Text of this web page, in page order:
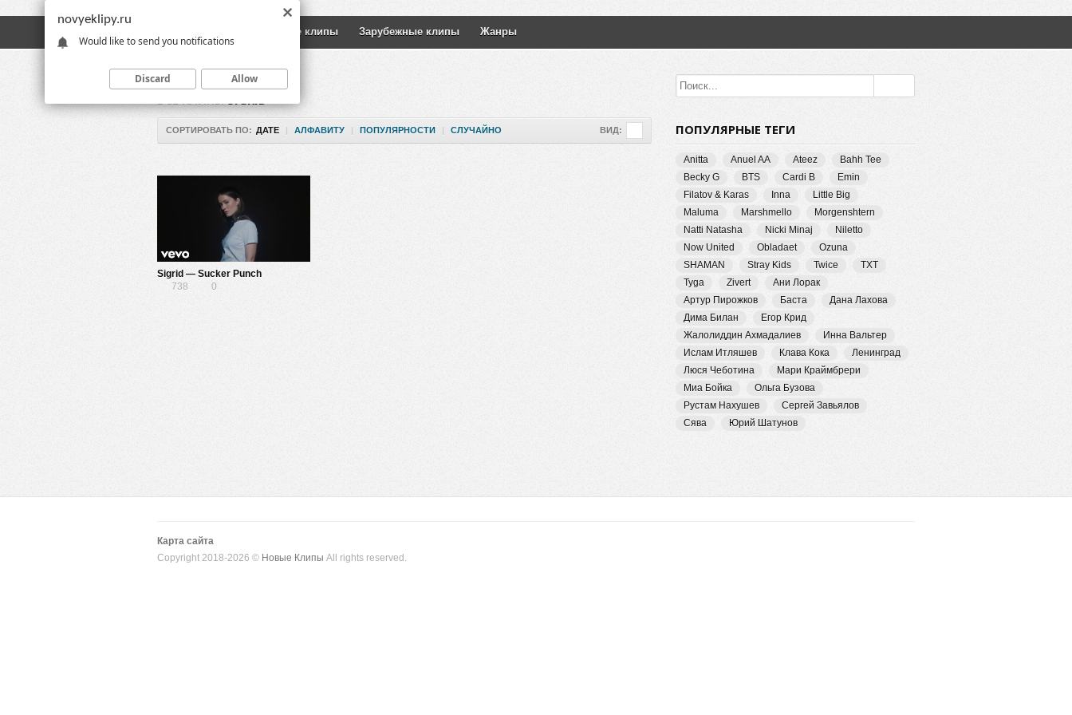
Русские клипы Зарубежные клипы Жанры
ВСЕ КЛИПЫ SIGRID
СОРТИРОВАТЬ ПО: ДАТЕ | АЛФАВИТУ | ПОПУЛЯРНОСТИ | СЛУЧАЙНО ВИД:
Sigrid — Sucker Punch
738
0
ПОПУЛЯРНЫЕ ТЕГИ
Anitta Anuel AA Ateez
Bahh Tee
Becky G
BTS Cardi B
Emin
Filatov & Karas
Inna
Little Big
Maluma
Marshmello
Morgenshtern
Natti Natasha
Nicki Minaj
Niletto
Now United
Obladaet
Ozuna
SHAMAN
Stray Kids Twice
TXT
Tyga
Zivert
Ани Лорак
Артур Пирожков
Баста
Дана Лахова
Дима Билан
Егор Крид
Жалолиддин Ахмадалиев
Инна Вальтер
Ислам Итляшев
Клава Кока
Ленинград
Люся Чеботина
Мари Краймбрери
Миа Бойка
Ольга Бузова
Рустам Нахушев
Сергей Завьялов
Сява
Юрий Шатунов
Карта сайта
Copyright 2018-2026 © Новые Клипы All rights reserved.
novyeklipy.ru
Would like to send you notifications
Discard Allow